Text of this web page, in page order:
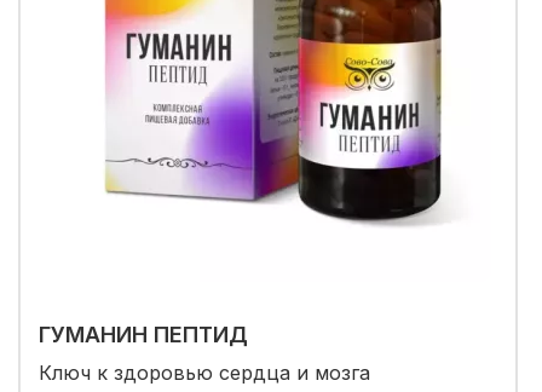
ГУМАНИН ПЕПТИД
Ключ к здоровью сердца и мозга